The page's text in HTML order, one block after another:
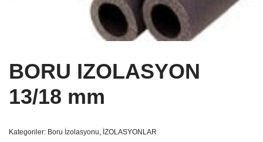
BORU IZOLASYON
13/18 mm
Kategoriler: Boru İzolasyonu, İZOLASYONLAR